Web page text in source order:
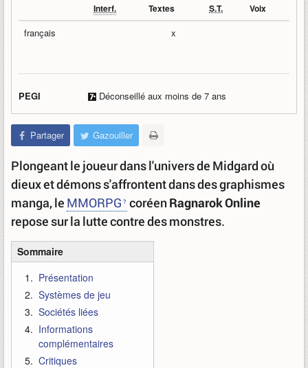
Interf. Textes S.T. Voix
français x
PEGI Déconseillé aux moins de 7 ans
Partager Gazouiller
Plongeant le joueur dans l'univers de Midgard où
dieux et démons s'affrontent dans des graphismes
manga, le MMORPG coréen Ragnarok Online
repose sur la lutte contre des monstres.
Sommaire
Présentation
Systèmes de jeu
Sociétés liées
Informations
complémentaires
Critiques